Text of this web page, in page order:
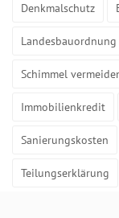
Denkmalschutz
Landesbauordnung
Schimmel
Immobilienkredit
Sanierungskosten
Teilungserklärung